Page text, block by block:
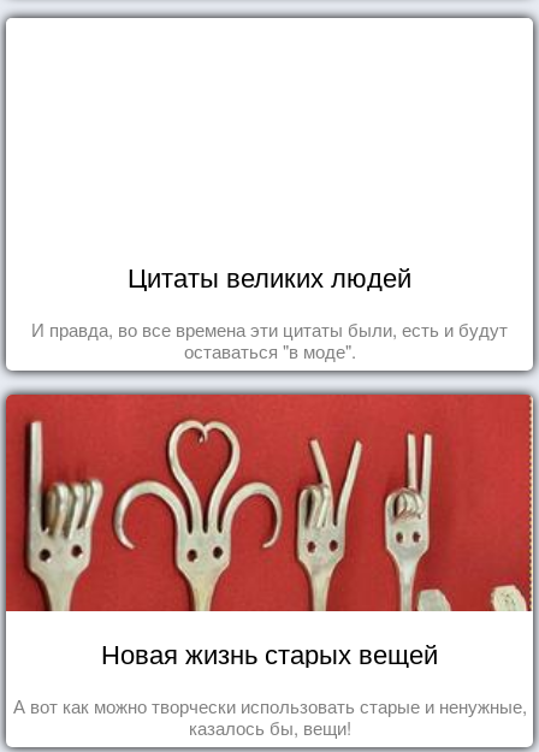
Цитаты великих людей
И правда, во все времена эти цитаты были, есть и будут
оставаться "в моде".
Новая жизнь старых вещей
А вот как можно творчески использовать старые и ненужные,
казалось бы, вещи!